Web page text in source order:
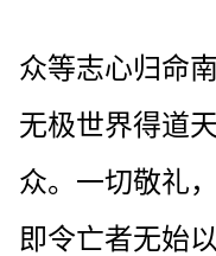
众等志心归命
无极世界得道
众。一切敬礼
即令亡者无始